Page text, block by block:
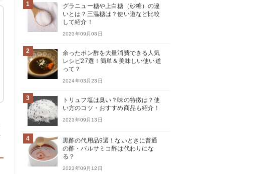
1
グラニュー糖や上白糖（砂糖）の違
いとは？三温糖は？使い道など比較
して紹介！
2023年09月08日
2
余ったポン酢を大量消費できる人気
レシピ27選！簡単＆美味しい使い道
って？
2024年03月23日
3
トリュフ塩は臭い？味の特徴は？使
い方のコツ・おすすめ商品も紹介！
2023年09月13日
4
黒酢の代用品9選！ないときに普通
の酢・バルサミコ酢は代わりにな
る？
2023年09月12日